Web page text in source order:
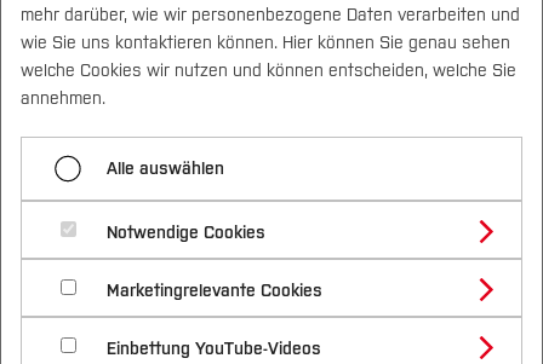
Campus Personen DE|EN Quicklinks
Studium
Studienangebote
Bachelorstudiengänge
Masterstudiengänge
Vor dem Studium
Bewerben & Einschreiben
Bewerbungsportal
Im Studium
Studienbüros und Prüfungen
Nach dem Studium
Forschung & Transfer
Profil
Forschungs- und Transferprofil
Schwerpunkte (FuT)
Beratung & Förderung
Nachhaltigkeit
Nachhaltigkeit studieren
International
Menü aufklappen
Food4Mood
eTREAT · App-basiertes
Trainings- und
Beratungsprogramm für
Menschen mit Knie-
und/oder Hüftarthrose
mehr darüber, wie wir personenbezogene Daten verarbeiten und
wie Sie uns kontaktieren können. Hier können Sie genau sehen
welche Cookies wir nutzen und können entscheiden, welche Sie
annehmen.
Alle auswählen
Notwendige Cookies
Marketingrelevante Cookies
Einbettung YouTube-Videos